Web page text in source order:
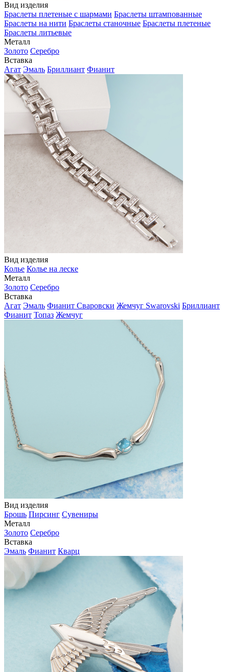
Вид изделия
Браслеты плетеные с шармами Браслеты штампованные
Браслеты на нити Браслеты станочные Браслеты плетеные
Браслеты литьевые
Металл
Золото Серебро
Вставка
Агат Эмаль Бриллиант Фианит
Вид изделия
Колье Колье на леске
Металл
Золото Серебро
Вставка
Агат Эмаль Фианит Сваровски Жемчуг Swarovski Бриллиант
Фианит Топаз Жемчуг
Вид изделия
Брошь Пирсинг Сувениры
Металл
Золото Серебро
Вставка
Эмаль Фианит Кварц